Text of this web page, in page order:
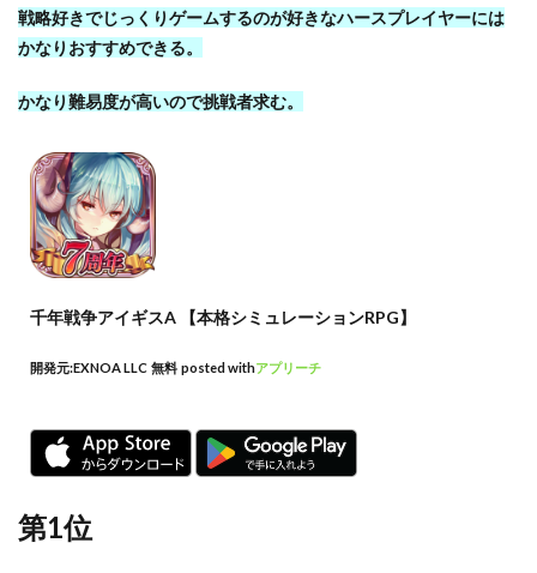
戦略好きでじっくりゲームするのが好きなハースプレイヤーには
かなりおすすめできる。
かなり難易度が高いので挑戦者求む。
千年戦争アイギスA 【本格シミュレーションRPG】
開発元:EXNOA LLC 無料 posted withアプリーチ
第1位